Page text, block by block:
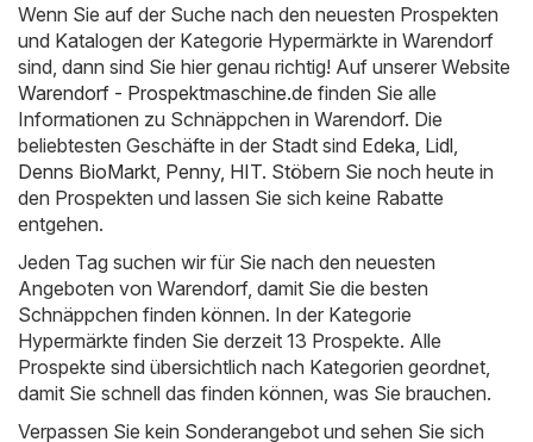
Wenn Sie auf der Suche nach den neuesten Prospekten
und Katalogen der Kategorie Hypermärkte in Warendorf
sind, dann sind Sie hier genau richtig! Auf unserer Website
Warendorf - Prospektmaschine.de finden Sie alle
Informationen zu Schnäppchen in Warendorf. Die
beliebtesten Geschäfte in der Stadt sind Edeka Lidl
Denns BioMarkt Penny, HIT. Stöbern Sie noch heute in
den Prospekten und lassen Sie sich keine Rabatte
entgehen.
Jeden Tag suchen wir für Sie nach den neuesten
Angeboten von Warendorf, damit Sie die besten
Schnäppchen finden können. In der Kategorie
Hypermärkte finden Sie derzeit 13 Prospekte. Alle
Prospekte sind übersichtlich nach Kategorien geordnet,
damit Sie schnell das finden können, was Sie brauchen.
Verpassen Sie kein Sonderangebot und sehen Sie sich